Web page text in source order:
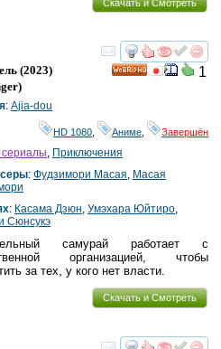
Скачать и Смотреть
смотреть
1
(2023)
)
: Ajia-dou
HD 1080 Аниме Завершён
, Приключения
: Фудзимори Масая, Масая
: Касама Дзюн, Умэхара Юйтиро,
Сюнсукэ
самурай работает с
организацией, чтобы
за тех, у кого нет власти.
Скачать и Смотреть